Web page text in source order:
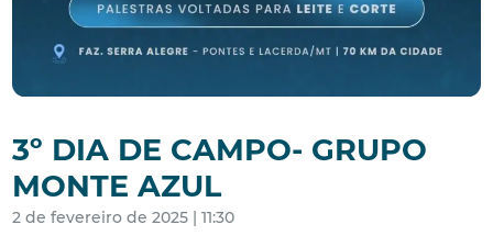
3º DIA DE CAMPO- GRUPO
MONTE AZUL
2 de fevereiro de 2025 | 11:30